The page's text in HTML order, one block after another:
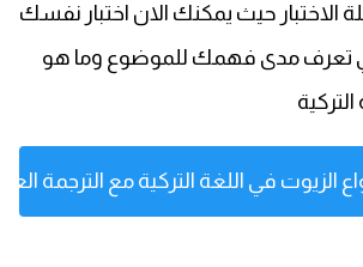
الاختبار حيث يمكنك الان اختبار نفسك
تعرف مدى فهمك للموضوع وما هو
الزيوت في اللغة التركية مع الترجمة